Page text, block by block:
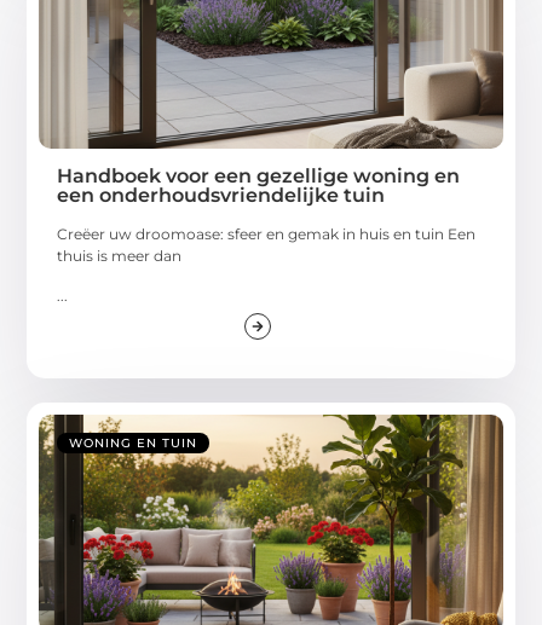
Handboek voor een gezellige woning en
een onderhoudsvriendelijke tuin
Creëer uw droomoase: sfeer en gemak in huis en tuin Een
thuis is meer dan
WONING EN TUIN